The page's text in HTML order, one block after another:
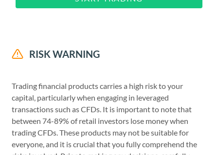
RISK WARNING
Trading financial products carries a high risk to your
capital, particularly when engaging in leveraged
transactions such as CFDs. It is important to note that
between 74-89% of retail investors lose money when
trading CFDs. These products may not be suitable for
everyone, and it is crucial that you fully comprehend the